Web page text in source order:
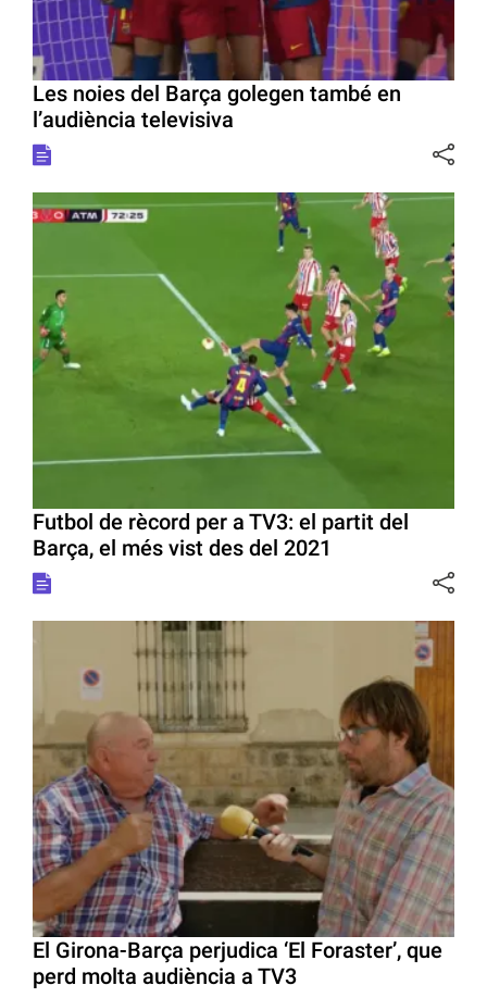
Les noies del Barça golegen també en
l’audiència televisiva
Futbol de rècord per a TV3: el partit del
Barça, el més vist des del 2021
El Girona-Barça perjudica ‘El Foraster’, que
perd molta audiència a TV3